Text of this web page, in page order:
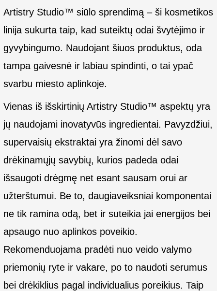
Artistry Studio™ siūlo sprendimą – ši kosmetikos
linija sukurta taip, kad suteiktų odai švytėjimo ir
gyvybingumo. Naudojant šiuos produktus, oda
tampa gaivesnė ir labiau spindinti, o tai ypač
svarbu miesto aplinkoje.
Vienas iš išskirtinių Artistry Studio™ aspektų yra
jų naudojami inovatyvūs ingredientai. Pavyzdžiui,
supervaisių ekstraktai yra žinomi dėl savo
drėkinamųjų savybių, kurios padeda odai
išsaugoti drėgmę net esant sausam orui ar
užterštumui. Be to, daugiaveiksniai komponentai
ne tik ramina odą, bet ir suteikia jai energijos bei
apsaugo nuo aplinkos poveikio.
Rekomenduojama pradėti nuo veido valymo
priemonių ryte ir vakare, po to naudoti serumus
bei drėkiklius pagal individualius poreikius. Taip